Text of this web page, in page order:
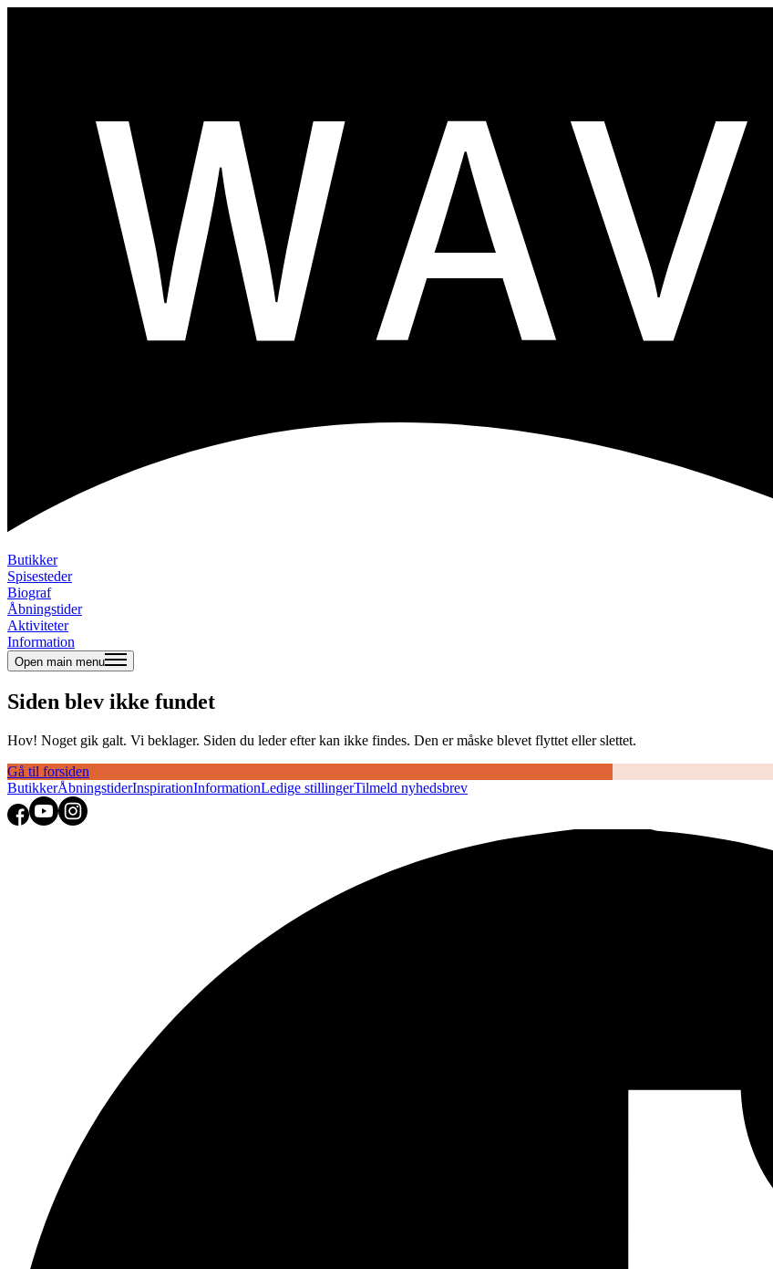
Butikker
Spisesteder
Biograf
Åbningstider
Aktiviteter
Information
Open main menu
Siden blev ikke fundet
Hov! Noget gik galt. Vi beklager. Siden du leder efter kan ikke findes. Den er måske blevet flyttet eller slettet.
Gå til forsiden
ButikkerÅbningstiderInspirationInformationLedige stillingerTilmeld nyhedsbrev